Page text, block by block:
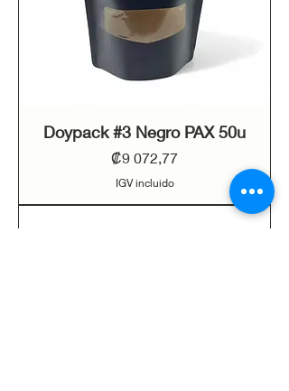
Doypack #3 Negro PAX 50u
Precio
₡9 072,77
IGV incluido